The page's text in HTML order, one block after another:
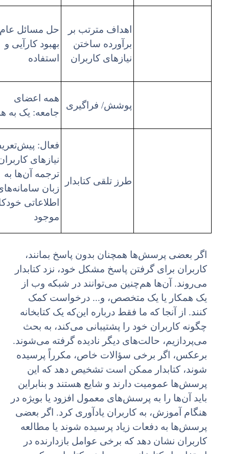
اهداف مترتب بر
برآورده ساختن
نیازهای کاربران
حل مسائل
بهبود کارآیی و
استفاده
پوشش/ فراگیری
همه اعضای
جامعه: یک به
طرز تلقی کتابدار
فعال:
نیازهای
ترجمه آن‌ها به
زبان
اطلاعاتی
موجود
اگر بعضی پرسش‌ها همچنان بدون پاسخ بمانند،
کاربران برای گرفتن پاسخ مشکل خود، نزد کتابدار
می‌روند. آن‌ها هم‌چنین می‌توانند در شبکه وب از
یک همکار یا یک متخصص، و... درخواست کمک
کنند. از آنجا که ما فقط درباره این‌که یک کتابخانه
چگونه کاربران خود را پشتیبانی می‌کند، به بحث
می‌پردازیم، حالت‌های دیگر نادیده گرفته می‌شوند.
برعکس، اگر برخی سؤالات خاص، مکرراً پرسیده
شوند، کتابدار ممکن است تشخیص دهد که این
پرسش‌ها عمومیت دارند و شایع هستند و بنابراین
باید آن‌ها را به پرسش‌های معمول افزود یا بویژه در
هنگام آموزش، به کاربران یادآوری کرد. اگر بعضی
پرسش‌ها به دفعات زیاد پرسیده شوند یا مطالعه
کاربران نشان دهد که برخی عوامل بازدارنده در